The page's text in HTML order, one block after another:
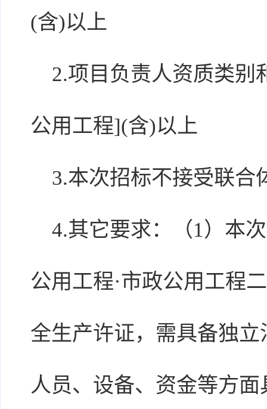
(含)以上
2.项目负责人资质类别
公用工程](含)以上
3.本次招标不接受联合
4.其它要求：（1）本
公用工程·市政公用工程
全生产许证，需具备独
人员、设备、资金等方